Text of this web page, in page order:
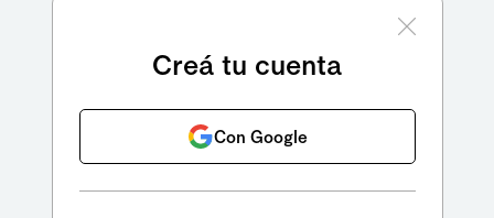
Creá tu cuenta
Con Google